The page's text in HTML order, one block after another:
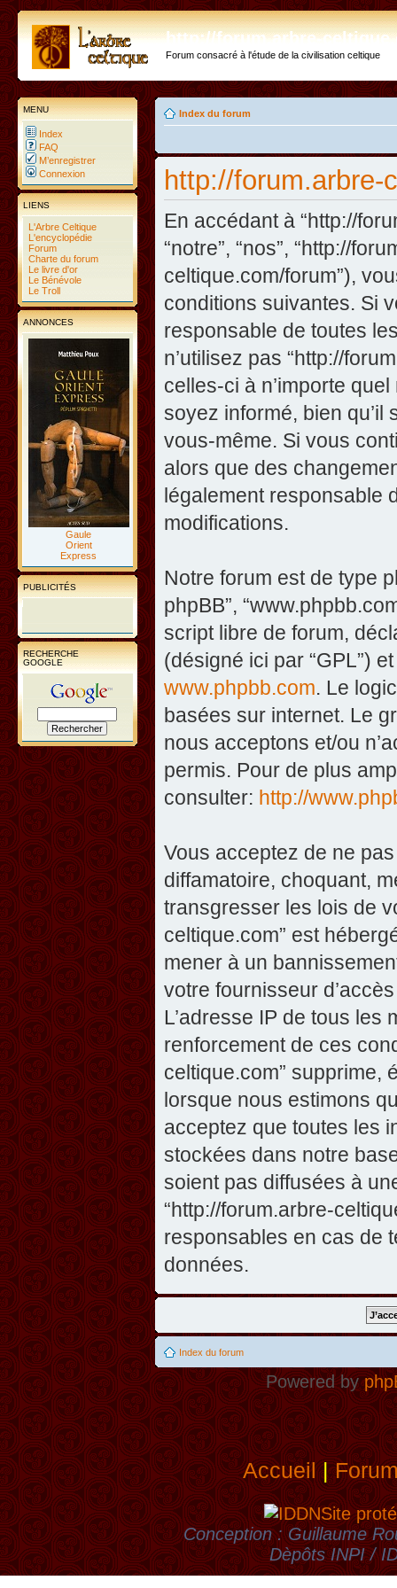
http://forum.arbre-
Forum consacré à l'étude de la civilisation celtique
MENU
Index
FAQ
M’enregistrer
Connexion
LIENS
L'Arbre Celtique
L'encyclopédie
Forum
Charte du forum
Le livre d'or
Le Bénévole
Le Troll
ANNONCES
Gaule
Orient
Express
PUBLICITÉS
RECHERCHE
GOOGLE
Index du forum
http://forum.arbre-
En accédant à “http://
“notre”, “nos”, “http://
celtique.com/forum”),
conditions suivantes. Si
responsable de toutes
n’utilisez pas “http://
celles-ci à n’importe
soyez informé, bien
vous-même. Si vous
alors que des
légalement responsable
modifications.
Notre forum est de type
phpBB”,
script libre de forum,
(désigné ici par “GPL”)
www.phpbb.com. Le
basées sur internet. Le
nous acceptons et/ou
permis. Pour de plus
consulter: http://
Vous acceptez de ne
diffamatoire, choquant,
transgresser les lois de
celtique.com” est
mener à un
votre fournisseur
L’adresse IP de tous
renforcement de ces
celtique.com” supprime,
lorsque nous estimons
acceptez que toutes les
stockées dans notre
soient pas diffusées à
“http://forum.arbre-
responsables en cas de
données.
Index du forum
Powered by
Accueil|
Site
Conception : Guillaume
Dèpôts INPI /